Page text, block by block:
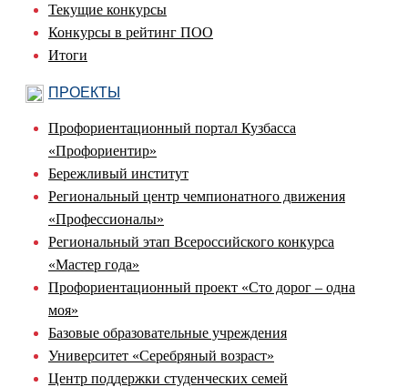
Текущие конкурсы
Конкурсы в рейтинг ПОО
Итоги
ПРОЕКТЫ
Профориентационный портал Кузбасса
«Профориентир»
Бережливый институт
Региональный центр чемпионатного движения
«Профессионалы»
Региональный этап Всероссийского конкурса
«Мастер года»
Профориентационный проект «Сто дорог – одна
моя»
Базовые образовательные учреждения
Университет «Серебряный возраст»
Центр поддержки студенческих семей